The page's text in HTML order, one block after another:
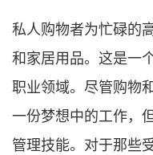
私人购物者为忙碌的
和家居用品。这是一
职业领域。尽管购物
一份梦想中的工作，
管理技能。对于那些